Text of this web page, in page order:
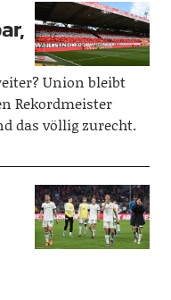
Union bleibt
Rekordmeister
das völlig zurecht.